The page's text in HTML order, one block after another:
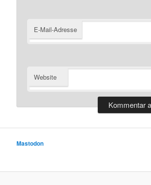
E-Mail-Adresse
Website
Mastodon